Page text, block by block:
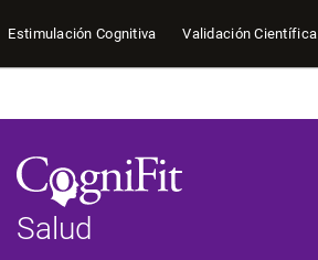
Estimulación Cognitiva Validación Científica
Salud